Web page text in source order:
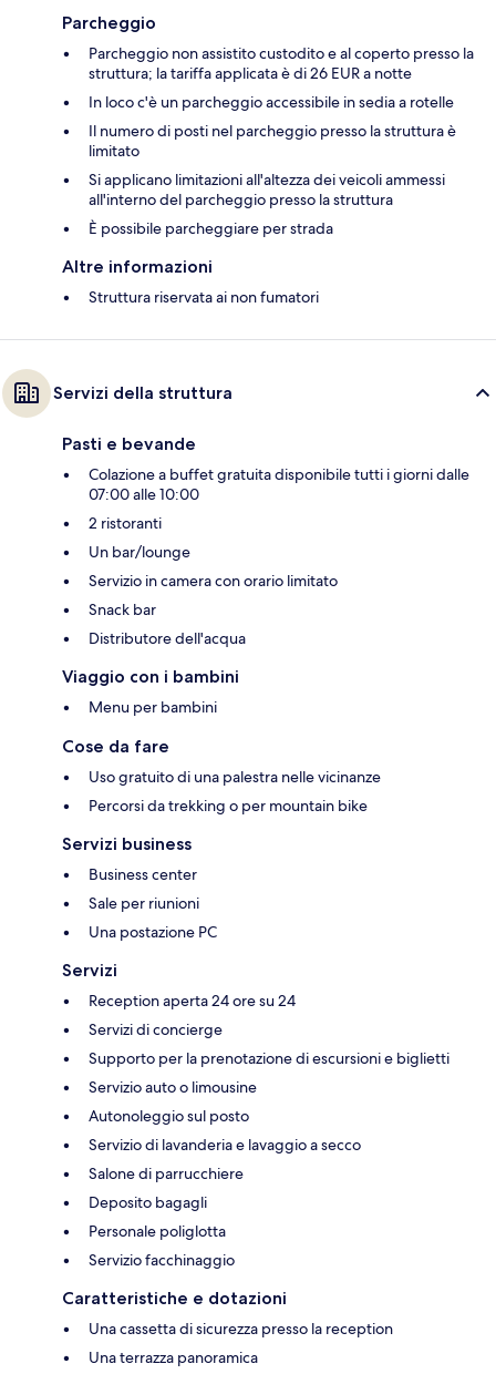
Parcheggio
Parcheggio non assistito custodito e al coperto presso la
struttura; la tariffa applicata è di 26 EUR a notte
In loco c'è un parcheggio accessibile in sedia a rotelle
Il numero di posti nel parcheggio presso la struttura è
limitato
Si applicano limitazioni all'altezza dei veicoli ammessi
all'interno del parcheggio presso la struttura
È possibile parcheggiare per strada
Altre informazioni
Struttura riservata ai non fumatori
Servizi della struttura
Pasti e bevande
Colazione a buffet gratuita disponibile tutti i giorni dalle
07:00 alle 10:00
2 ristoranti
Un bar/lounge
Servizio in camera con orario limitato
Snack bar
Distributore dell'acqua
Viaggio con i bambini
Menu per bambini
Cose da fare
Uso gratuito di una palestra nelle vicinanze
Percorsi da trekking o per mountain bike
Servizi business
Business center
Sale per riunioni
Una postazione PC
Servizi
Reception aperta 24 ore su 24
Servizi di concierge
Supporto per la prenotazione di escursioni e biglietti
Servizio auto o limousine
Autonoleggio sul posto
Servizio di lavanderia e lavaggio a secco
Salone di parrucchiere
Deposito bagagli
Personale poliglotta
Servizio facchinaggio
Caratteristiche e dotazioni
Una cassetta di sicurezza presso la reception
Una terrazza panoramica